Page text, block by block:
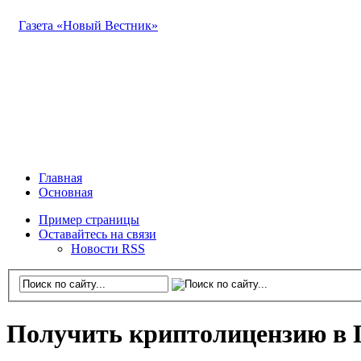
Газета «Новый Вестник»
Главная
Основная
Пример страницы
Оставайтесь на связи
Новости RSS
Получить криптолицензию в